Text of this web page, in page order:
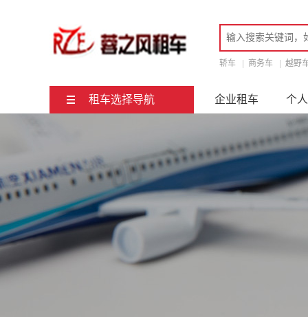
轿车 商务车 越野
租车选择导航 企业租车 个